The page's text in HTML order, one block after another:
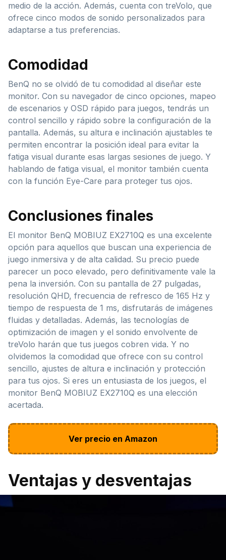
medio de la acción. Además, cuenta con treVolo, que
ofrece cinco modos de sonido personalizados para
adaptarse a tus preferencias.
Comodidad
BenQ no se olvidó de tu comodidad al diseñar este
monitor. Con su navegador de cinco opciones, mapeo
de escenarios y OSD rápido para juegos, tendrás un
control sencillo y rápido sobre la configuración de la
pantalla. Además, su altura e inclinación ajustables te
permiten encontrar la posición ideal para evitar la
fatiga visual durante esas largas sesiones de juego. Y
hablando de fatiga visual, el monitor también cuenta
con la función Eye-Care para proteger tus ojos.
Conclusiones finales
El monitor BenQ MOBIUZ EX2710Q es una excelente
opción para aquellos que buscan una experiencia de
juego inmersiva y de alta calidad. Su precio puede
parecer un poco elevado, pero definitivamente vale la
pena la inversión. Con su pantalla de 27 pulgadas,
resolución QHD, frecuencia de refresco de 165 Hz y
tiempo de respuesta de 1 ms, disfrutarás de imágenes
fluidas y detalladas. Además, las tecnologías de
optimización de imagen y el sonido envolvente de
treVolo harán que tus juegos cobren vida. Y no
olvidemos la comodidad que ofrece con su control
sencillo, ajustes de altura e inclinación y protección
para tus ojos. Si eres un entusiasta de los juegos, el
monitor BenQ MOBIUZ EX2710Q es una elección
acertada.
Ver precio en Amazon
Ventajas y desventajas